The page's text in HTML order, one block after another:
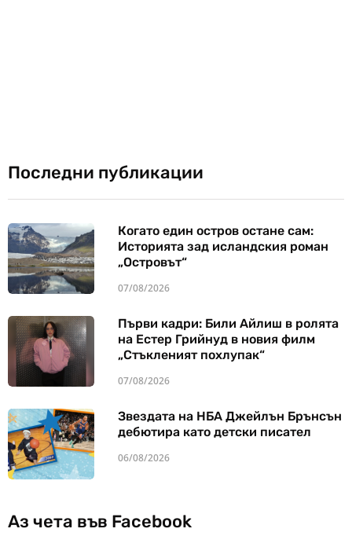
Последни публикации
Когато един остров остане сам:
Историята зад исландския роман
„Островът“
07/08/2026
Първи кадри: Били Айлиш в ролята
на Естер Грийнуд в новия филм
„Стъкленият похлупак“
07/08/2026
Звездата на НБА Джейлън Брънсън
дебютира като детски писател
06/08/2026
Аз чета във Facebook